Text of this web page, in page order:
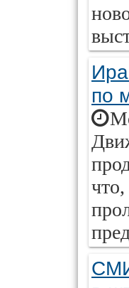
по